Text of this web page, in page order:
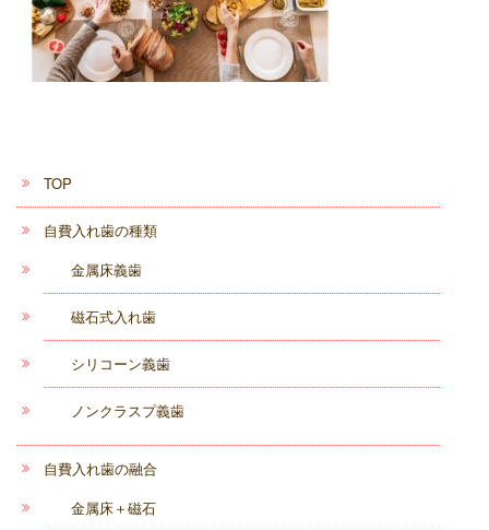
TOP
自費入れ歯の種類
金属床義歯
磁石式入れ歯
シリコーン義歯
ノンクラスプ義歯
自費入れ歯の融合
金属床＋磁石